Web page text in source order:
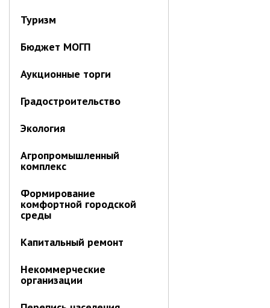
Туризм
Бюджет МОГП
Аукционные торги
Градостроительство
Экология
Агропромышленный
комплекс
Формирование
комфортной городской
среды
Капитальный ремонт
Некоммерческие
организации